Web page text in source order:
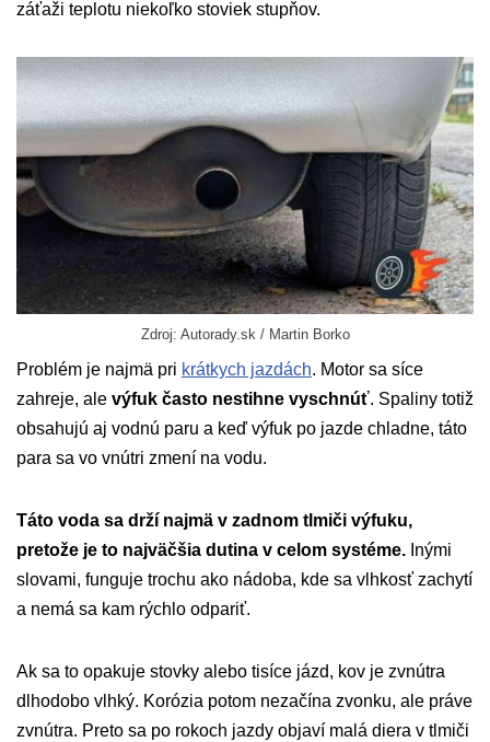
záťaži teplotu niekoľko stoviek stupňov.
Zdroj: Autorady.sk / Martin Borko
Problém je najmä pri krátkych jazdách. Motor sa síce
zahreje, ale výfuk často nestihne vyschnúť. Spaliny totiž
obsahujú aj vodnú paru a keď výfuk po jazde chladne, táto
para sa vo vnútri zmení na vodu.
Táto voda sa drží najmä v zadnom tlmiči výfuku,
pretože je to najväčšia dutina v celom systéme. Inými
slovami, funguje trochu ako nádoba, kde sa vlhkosť zachytí
a nemá sa kam rýchlo odpariť.
Ak sa to opakuje stovky alebo tisíce jázd, kov je zvnútra
dlhodobo vlhký. Korózia potom nezačína zvonku, ale práve
zvnútra. Preto sa po rokoch jazdy objaví malá diera v tlmiči